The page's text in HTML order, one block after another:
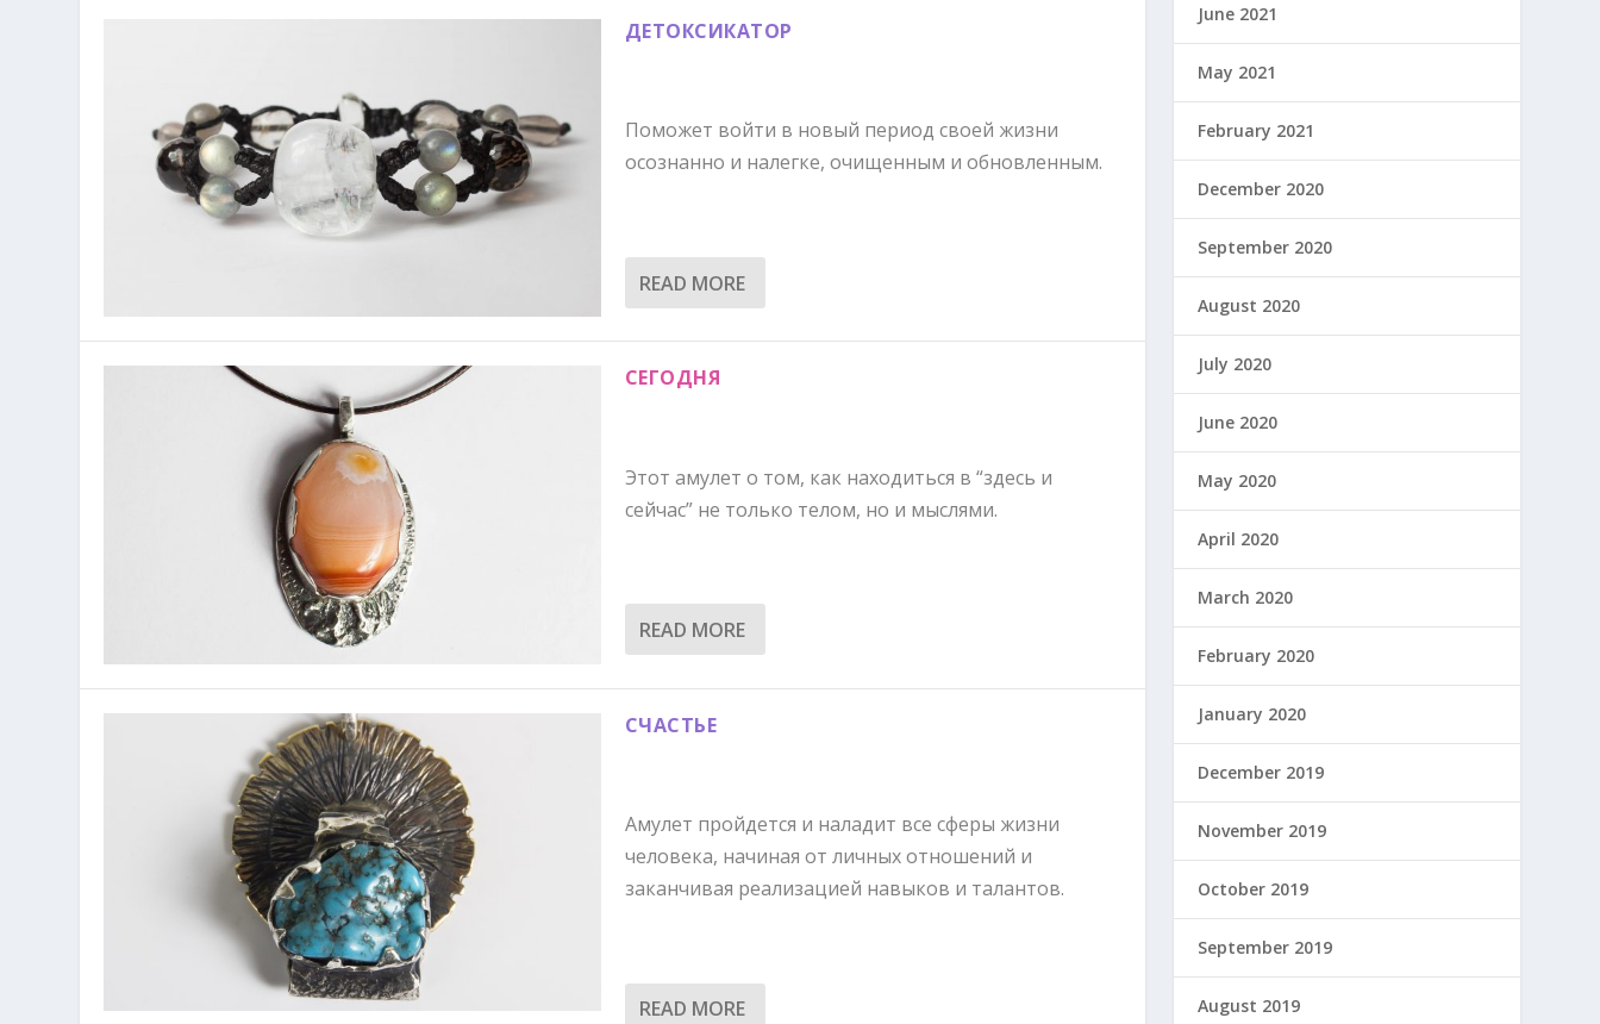
ДЕТОКСИКАТОР
Поможет войти в новый период своей жизни
осознанно и налегке, очищенным и обновленным.
READ MORE
СЕГОДНЯ
Этот амулет о том, как находиться в “здесь и
сейчас” не только телом, но и мыслями.
READ MORE
СЧАСТЬЕ
Амулет пройдется и наладит все сферы жизни
человека, начиная от личных отношений и
заканчивая реализацией навыков и талантов.
READ MORE
June 2021
May 2021
February 2021
December 2020
September 2020
August 2020
July 2020
June 2020
May 2020
April 2020
March 2020
February 2020
January 2020
December 2019
November 2019
October 2019
September 2019
August 2019